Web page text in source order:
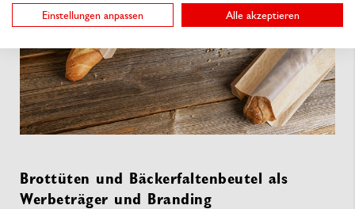
Brottüten und Bäckerfaltenbeutel als
Werbeträger und Branding
Einstellungen anpassen Alle akzeptieren